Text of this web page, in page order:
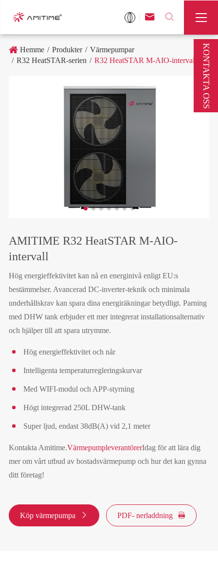
 

Hemme Produkter
Värmepumpar
R32 HeatSTAR-serien
R32 HeatSTAR M-AIO-intervall
AMITIME R32 HeatSTAR M-AIO-
intervall
Hög energieffektivitet kan nå en energinivå enligt EU:s
bestämmelser. Avancerad DC-inverter-teknik och minimala
underhållskrav kan spara dina energiräkningar betydligt. Parning
med DHW tank erbjuder ett mer integrerat installationsalternativ
och hjälper till att spara utrymme.
Hög energieffektivitet och når
Intelligenta temperaturregleringskurvar
Med WIFI-modul och APP-styrning
Högt integrerad 250L DHW-tank
Super ljud, endast 38dB(A) vid 2,1 meter
Kontakta Amitime.VärmepumpleverantörerIdag för att lära dig
mer om vårt utbud av bostadsvärmepump och hur det kan gynna
ditt företag!
Köp värmepumpa  PDF- nerladdning 
KONTAKTA OSS